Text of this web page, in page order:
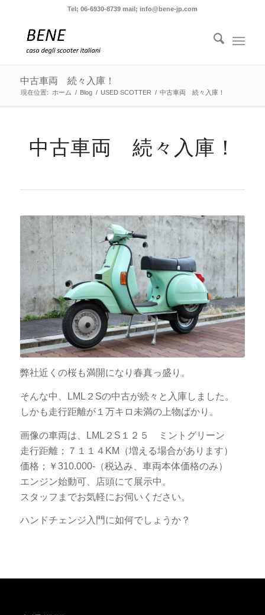
Tel; 06-6930-8739 mail; info@bene-jp.com
中古車両 続々入庫！
現在位置: ホーム / Blog / USED SCOTTER / 中古車両 続々入庫！
中古車両 続々入庫！
弊社近くの桜も満開になり春真っ盛り。
そんな中、LML２Sの中古が続々と入庫しました。
しかも走行距離が１万キロ未満の上物ばかり。
画像の車両は、LML２S１２５ ミントグリーン
走行距離；７１１４KM（増える場合があります）
価格；￥310.000-（税込み、車両本体価格のみ）
エンジン始動可、店頭にて展示中。
スタッフまでお気軽にお伺いください。
ハンドチェンジ入門に如何でしょうか？